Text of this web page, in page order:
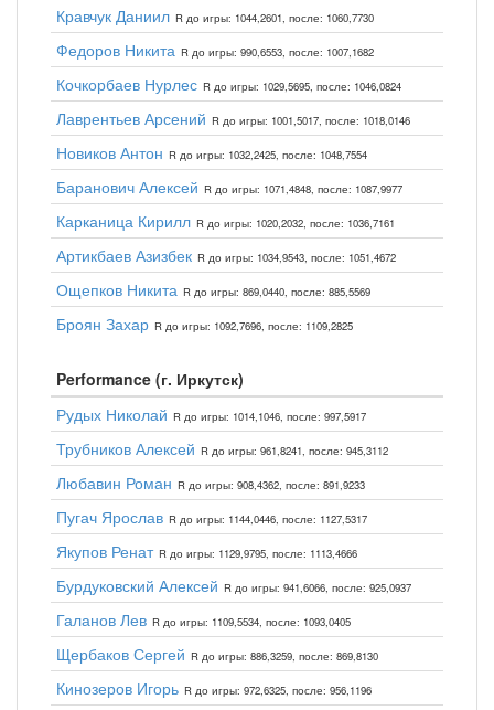
Кравчук Даниил R до игры: 1044,2601, после: 1060,7730
Федоров Никита R до игры: 990,6553, после: 1007,1682
Кочкорбаев Нурлес R до игры: 1029,5695, после: 1046,0824
Лаврентьев Арсений R до игры: 1001,5017, после: 1018,0146
Новиков Антон R до игры: 1032,2425, после: 1048,7554
Баранович Алексей R до игры: 1071,4848, после: 1087,9977
Карканица Кирилл R до игры: 1020,2032, после: 1036,7161
Артикбаев Азизбек R до игры: 1034,9543, после: 1051,4672
Ощепков Никита R до игры: 869,0440, после: 885,5569
Броян Захар R до игры: 1092,7696, после: 1109,2825
Performance (г. Иркутск)
Рудых Николай R до игры: 1014,1046, после: 997,5917
Трубников Алексей R до игры: 961,8241, после: 945,3112
Любавин Роман R до игры: 908,4362, после: 891,9233
Пугач Ярослав R до игры: 1144,0446, после: 1127,5317
Якупов Ренат R до игры: 1129,9795, после: 1113,4666
Бурдуковский Алексей R до игры: 941,6066, после: 925,0937
Галанов Лев R до игры: 1109,5534, после: 1093,0405
Щербаков Сергей R до игры: 886,3259, после: 869,8130
Кинозеров Игорь R до игры: 972,6325, после: 956,1196